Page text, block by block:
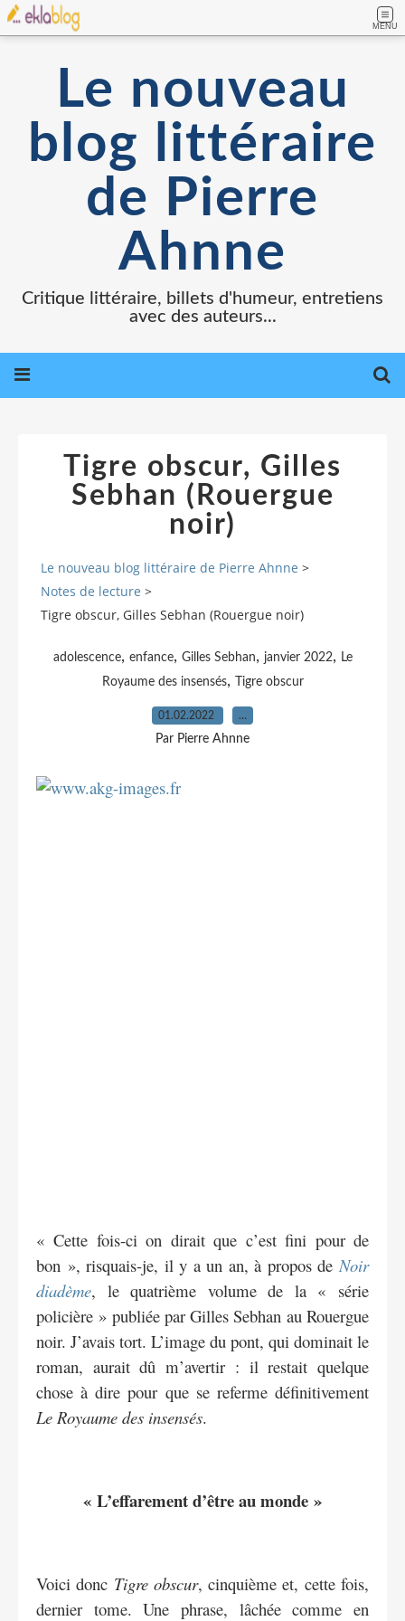
MENU
Le nouveau
blog littéraire
de Pierre
Ahnne
Critique littéraire, billets d'humeur, entretiens
avec des auteurs...
Tigre obscur, Gilles
Sebhan (Rouergue
noir)
Le nouveau blog littéraire de Pierre Ahnne >
Notes de lecture >
Tigre obscur, Gilles Sebhan (Rouergue noir)
adolescence, enfance, Gilles Sebhan, janvier 2022,
Le
Royaume des insensés, Tigre obscur
01.02.2022 …
Par Pierre Ahnne
« Cette fois-ci on dirait que c’est fini pour de
bon », risquais-je, il y a un an, à propos de Noir
diadème, le quatrième volume de la « série
policière » publiée par Gilles Sebhan au Rouergue
noir. J’avais tort. L’image du pont, qui dominait le
roman, aurait dû m’avertir : il restait quelque
chose à dire pour que se referme définitivement
Le Royaume des insensés.
« L’effarement d’être au monde »
Voici donc Tigre obscur, cinquième et, cette fois,
dernier tome. Une phrase, lâchée comme en